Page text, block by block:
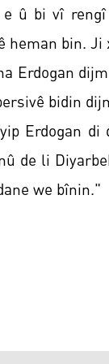
û bi vî
bin. Ji
Erdogan
bidin
Erdogan
de li
we bînin."